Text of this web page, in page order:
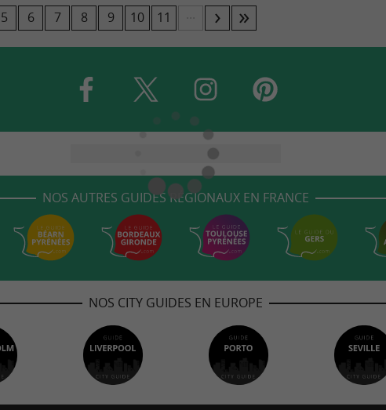
5 6 7 8 9 10 11
NOS AUTRES GUIDES RÉGIONAUX EN FRANCE
NOS CITY GUIDES EN EUROPE